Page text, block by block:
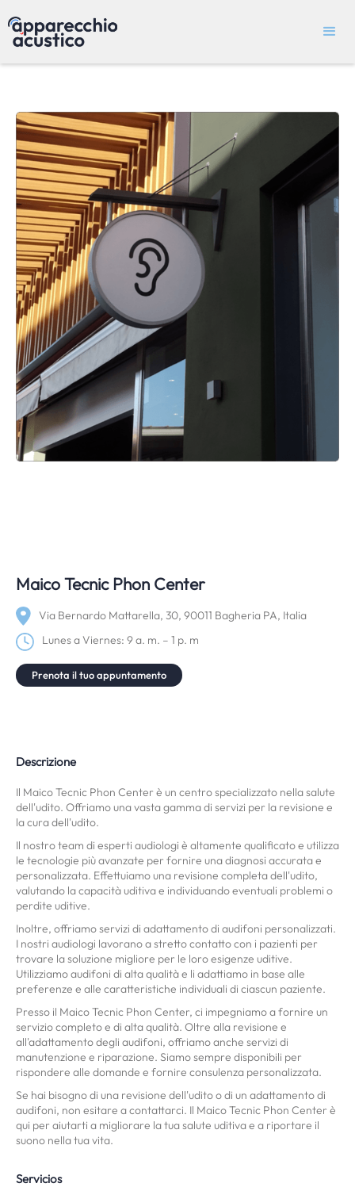
Maico Tecnic Phon Center
Via Bernardo Mattarella, 30, 90011 Bagheria PA, Italia
Lunes a Viernes: 9 a. m. – 1 p. m
Prenota il tuo appuntamento
Descrizione
Il Maico Tecnic Phon Center è un centro specializzato nella salute
dell'udito. Offriamo una vasta gamma di servizi per la revisione e
la cura dell'udito.
Il nostro team di esperti audiologi è altamente qualificato e utilizza
le tecnologie più avanzate per fornire una diagnosi accurata e
personalizzata. Effettuiamo una revisione completa dell'udito,
valutando la capacità uditiva e individuando eventuali problemi o
perdite uditive.
Inoltre, offriamo servizi di adattamento di audifoni personalizzati.
I nostri audiologi lavorano a stretto contatto con i pazienti per
trovare la soluzione migliore per le loro esigenze uditive.
Utilizziamo audifoni di alta qualità e li adattiamo in base alle
preferenze e alle caratteristiche individuali di ciascun paziente.
Presso il Maico Tecnic Phon Center, ci impegniamo a fornire un
servizio completo e di alta qualità. Oltre alla revisione e
all'adattamento degli audifoni, offriamo anche servizi di
manutenzione e riparazione. Siamo sempre disponibili per
rispondere alle domande e fornire consulenza personalizzata.
Se hai bisogno di una revisione dell'udito o di un adattamento di
audifoni, non esitare a contattarci. Il Maico Tecnic Phon Center è
qui per aiutarti a migliorare la tua salute uditiva e a riportare il
suono nella tua vita.
Servicios